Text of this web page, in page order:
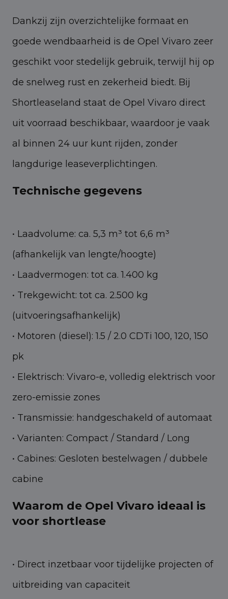
Dankzij zijn overzichtelijke formaat en
goede wendbaarheid is de Opel Vivaro zeer
geschikt voor stedelijk gebruik, terwijl hij op
de snelweg rust en zekerheid biedt. Bij
Shortleaseland staat de Opel Vivaro direct
uit voorraad beschikbaar, waardoor je vaak
al binnen 24 uur kunt rijden, zonder
langdurige leaseverplichtingen.
Technische gegevens
• Laadvolume: ca. 5,3 m³ tot 6,6 m³
(afhankelijk van lengte/hoogte)
• Laadvermogen: tot ca. 1.400 kg
• Trekgewicht: tot ca. 2.500 kg
(uitvoeringsafhankelijk)
• Motoren (diesel): 1.5 / 2.0 CDTi 100, 120, 150
pk
• Elektrisch: Vivaro-e, volledig elektrisch voor
zero-emissie zones
• Transmissie: handgeschakeld of automaat
• Varianten: Compact / Standard / Long
• Cabines: Gesloten bestelwagen / dubbele
cabine
Waarom de Opel Vivaro ideaal is
voor shortlease
• Direct inzetbaar voor tijdelijke projecten of
uitbreiding van capaciteit